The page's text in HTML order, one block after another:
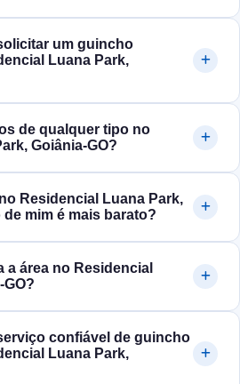
um guincho
Luana Park,
de qualquer tipo no
Goiânia‑GO?
Residencial Luana Park,
de mim é mais barato?
área no Residencial
confiável de guincho
Luana Park,